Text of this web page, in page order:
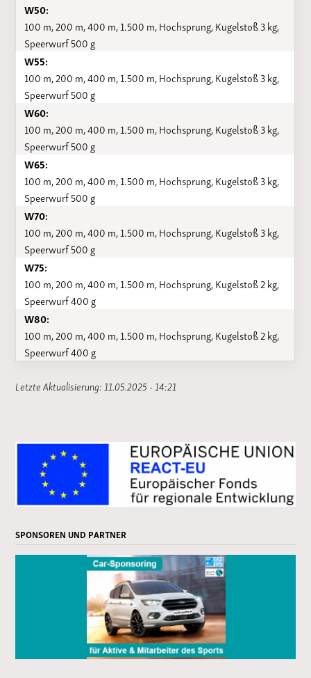
W50:
100 m, 200 m, 400 m, 1.500 m, Hochsprung, Kugelstoß 3 kg,
Speerwurf 500 g
W55:
100 m, 200 m, 400 m, 1.500 m, Hochsprung, Kugelstoß 3 kg,
Speerwurf 500 g
W60:
100 m, 200 m, 400 m, 1.500 m, Hochsprung, Kugelstoß 3 kg,
Speerwurf 500 g
W65:
100 m, 200 m, 400 m, 1.500 m, Hochsprung, Kugelstoß 3 kg,
Speerwurf 500 g
W70:
100 m, 200 m, 400 m, 1.500 m, Hochsprung, Kugelstoß 3 kg,
Speerwurf 500 g
W75:
100 m, 200 m, 400 m, 1.500 m, Hochsprung, Kugelstoß 2 kg,
Speerwurf 400 g
W80:
100 m, 200 m, 400 m, 1.500 m, Hochsprung, Kugelstoß 2 kg,
Speerwurf 400 g
Letzte Aktualisierung: 11.05.2025 - 14:21
SPONSOREN UND PARTNER